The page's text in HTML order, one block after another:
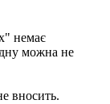
немає
можна не
вносить.